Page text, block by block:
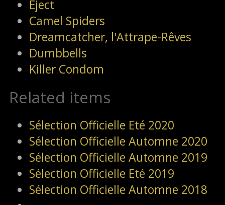
Eject
Camel Spiders
Dreamcatcher, l'Attrape-Rêves
Dumbbells
Killer Condom
Related items
Sélection Officielle Eté 2020
Sélection Officielle Automne 2020
Sélection Officielle Automne 2019
Sélection Officielle Eté 2019
Sélection Officielle Automne 2018